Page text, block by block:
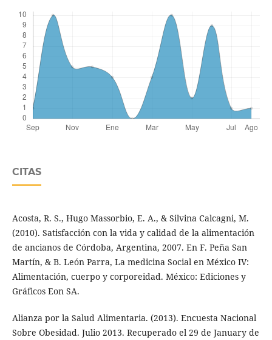
CITAS
Acosta, R. S., Hugo Massorbio, E. A., & Silvina Calcagni, M.
(2010). Satisfacción con la vida y calidad de la alimentación
de ancianos de Córdoba, Argentina, 2007. En F. Peña San
Martín, & B. León Parra, La medicina Social en México IV:
Alimentación, cuerpo y corporeidad. México: Ediciones y
Gráficos Eon SA.
Alianza por la Salud Alimentaria. (2013). Encuesta Nacional
Sobre Obesidad. Julio 2013. Recuperado el 29 de January de